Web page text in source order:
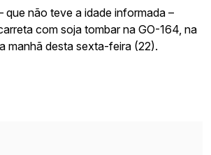
que não teve a idade informada –
com soja tombar na GO-164, na
manhã desta sexta-feira (22).